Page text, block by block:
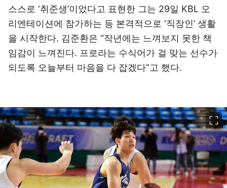
스스로 ‘취준생’이었다고 표현한 그는 29일 KBL 오
리엔테이션에 참가하는 등 본격적으로 ‘직장인’ 생활
을 시작한다. 김준환은 “작년에는 느껴보지 못한 책
임감이 느껴진다. 프로라는 수식어가 걸 맞는 선수가
되도록 오늘부터 마음을 다 잡겠다”고 했다.